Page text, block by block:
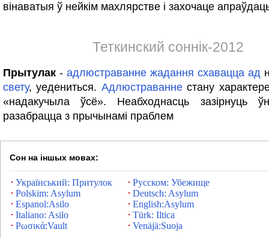
вінаватыя ў нейкім махлярстве і захочаце
Теткинский соннік-2012
Прытулак - адлюстраванне жадання схавацца ад
свету, уедениться. Адлюстраваннестану
«надакучыла ўсё». Неабходнасць зазірнуць
разабрацца з прычынамі праблем
Сон на іншых мовах:
Український: Притулок
Русском: Убежище
Polskim: Asylum
Deutsch: Asylum
Espanol:Asilo
English:Asylum
Italiano: Asilo
Türk: Iltica
Ρωσικά:Vault
Venäjä:Suoja